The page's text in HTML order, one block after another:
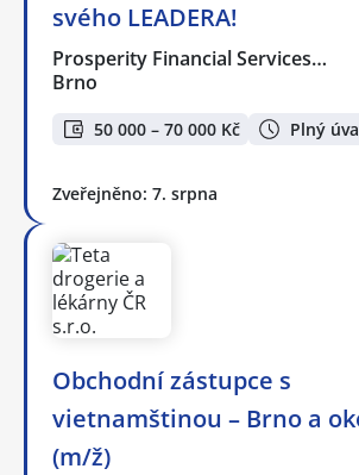
svého LEADERA!
Prosperity Financial Services…
Brno
50 000 – 70 000 Kč Plný
Zveřejněno: 7. srpna
Obchodní zástupce s
vietnamštinou – Brno a
(m/ž)